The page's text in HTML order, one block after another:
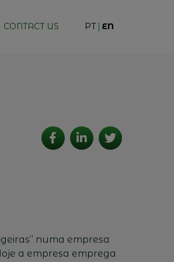
CONTACT US PT EN
numa empresa
a empresa emprega